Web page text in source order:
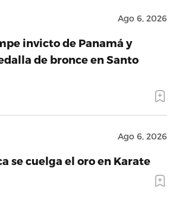
Ago 6, 2026
invicto de Panamá y
de bronce en Santo
Ago 6, 2026
se cuelga el oro en Karate